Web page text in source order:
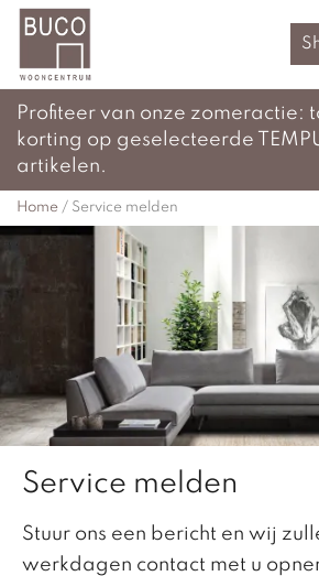
Profiteer van onze zomeractie:
korting op geselecteerde
artikelen.
Home / Service melden
Service melden
Stuur ons een bericht en wij
werkdagen contact met u